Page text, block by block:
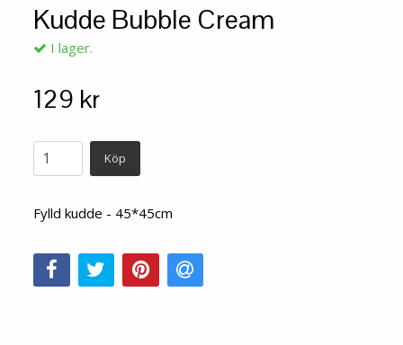
Kudde Bubble Cream
I lager.
129 kr
Köp
Fylld kudde - 45*45cm